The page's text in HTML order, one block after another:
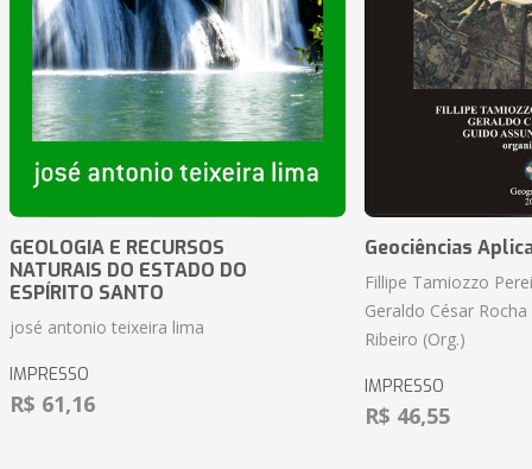
GEOLOGIA E RECURSOS
NATURAIS DO ESTADO DO
ESPÍRITO SANTO
josé antonio teixeira lima
IMPRESSO
R$ 61,16
Geociências
Fillipe Tamiozzo
Geraldo César
Ribeiro (Org.)
IMPRESSO
R$ 46,55